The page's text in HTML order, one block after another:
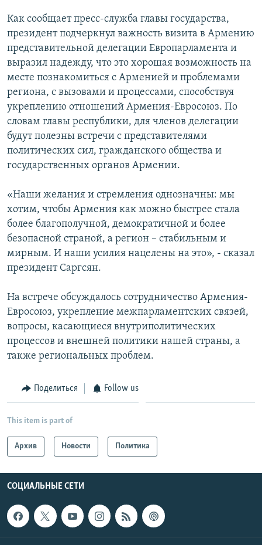
Հայերեն
English
Русский
Все сайты Радио Азатутюн
Как сообщает пресс-служба главы государства,
президент подчеркнул важность визита в Армению
представительной делегации Европарламента и
выразил надежду, что это хорошая возможность на
месте познакомиться с Арменией и проблемами
региона, с вызовами и процессами, способствуя
укреплению отношений Армения-Евросоюз. По
словам главы республики, для членов делегации
будут полезны встречи с представителями
политических сил, гражданского общества и
государственных органов Армении.
«Наши желания и стремления однозначны: мы
хотим, чтобы Армения как можно быстрее стала
более благополучной, демократичной и более
безопасной страной, а регион – стабильным и
мирным. И наши усилия нацелены на это», - сказал
президент Саргсян.
На встрече обсуждалось сотрудничество Армения-
Евросоюз, укрепление межпарламентских связей,
вопросы, касающиеся внутриполитических
процессов и внешней политики нашей страны, а
также региональных проблем.
Поделиться Follow us
This item is part of
Архив Новости Политика
СОЦИАЛЬНЫЕ СЕТИ